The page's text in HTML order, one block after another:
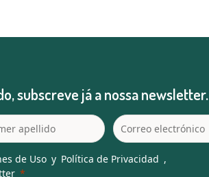
subscreve já a nossa newsletter.
de Uso y Política de Privacidad ,